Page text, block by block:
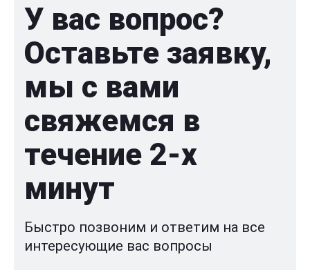
У вас вопрос?
Оставьте заявку,
мы с вами
свяжемся в
течение 2-x
минут
Быстро позвоним и ответим на все
интересующие вас вопросы